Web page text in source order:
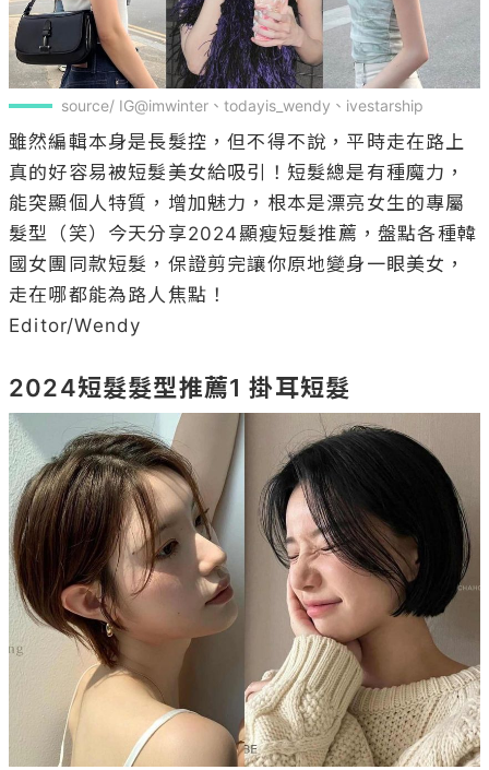
source/ IG@imwinter、todayis_wendy、ivestarship
雖然編輯本身是長髮控，但不得不說，平時走在路上
真的好容易被短髮美女給吸引！短髮總是有種魔力，
能突顯個人特質，增加魅力，根本是漂亮女生的專屬
髮型（笑）今天分享2024顯瘦短髮推薦，盤點各種韓
國女團同款短髮，保證剪完讓你原地變身一眼美女，
走在哪都能為路人焦點！
Editor/Wendy
2024短髮髮型推薦1 掛耳短髮